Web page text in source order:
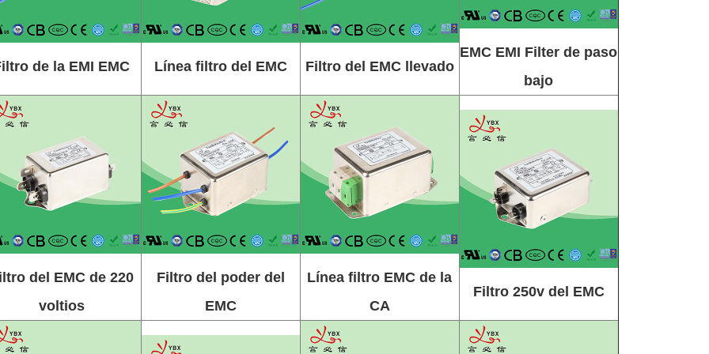
de la EMI EMC Línea filtro del EMC Filtro del EMC llevado
EMC EMI Filter de paso
bajo
del EMC de 220
voltios
Filtro del poder del
EMC
Línea filtro EMC de la
CA
Filtro 250v del EMC